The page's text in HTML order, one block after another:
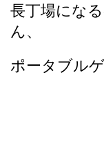
長丁場にな
ん、
ポータブル